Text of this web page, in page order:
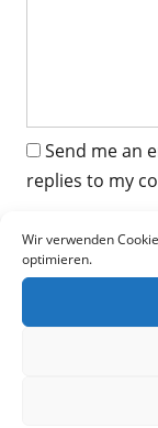
Wir verwenden
optimieren.
Send me an
replies to my